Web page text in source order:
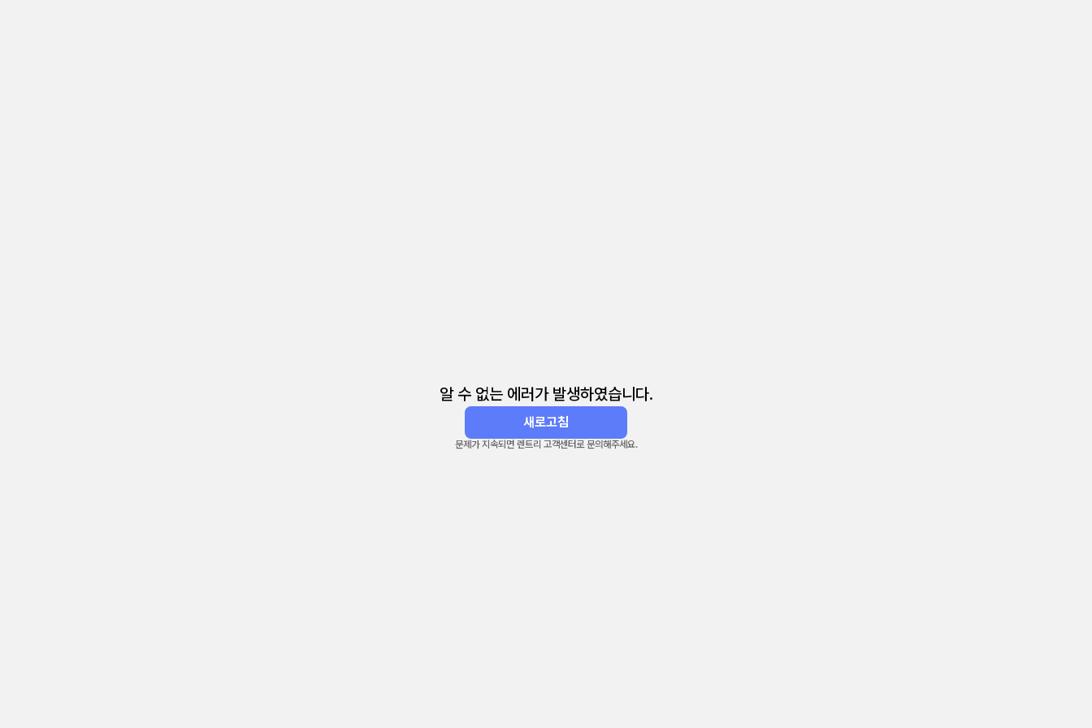
알 수 없는 에러가 발생하였습니다.
새로고침
문제가 지속되면 렌트리 고객센터로 문의해주세요.